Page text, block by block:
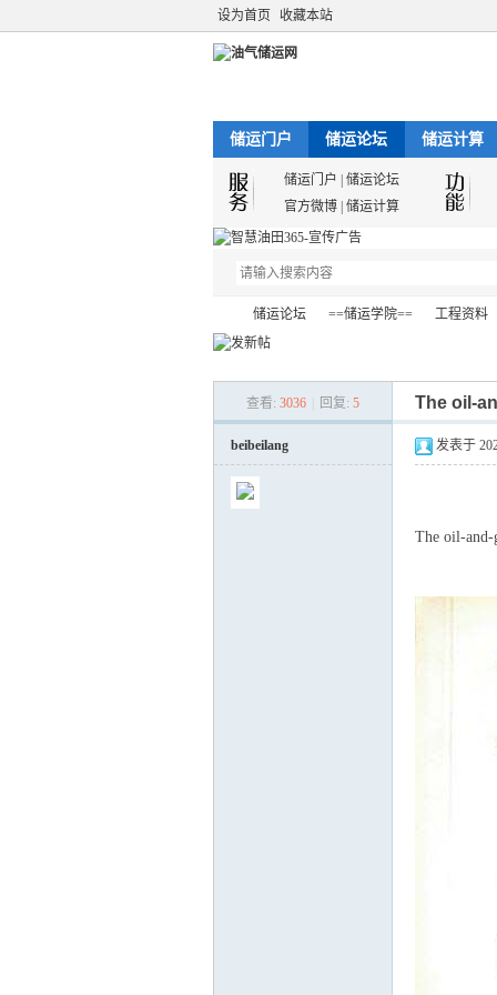
设为首页 收藏本站
储运门户 储运论坛 储运计算
储运门户
储运论坛
官方微博 储运计算
储运论坛 ==储运学院== 工程资料
›
查看: 3036 回复: 5 The oil-
beibeilang 发表于
The oil-and-